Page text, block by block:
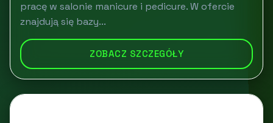
pracę w salonie manicure i pedicure. W ofercie
znajdują się bazy...
ZOBACZ SZCZEGÓŁY